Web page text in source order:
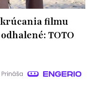
filmu
TOTO